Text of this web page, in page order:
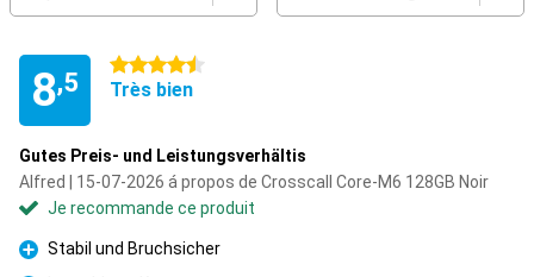
8,5
4.5 étoiles
Très bien
Gutes Preis- und Leistungsverhältis
Alfred | 15-07-2026 á propos de Crosscall Core-M6 128GB Noir
Je recommande ce produit
Pour
Stabil und Bruchsicher